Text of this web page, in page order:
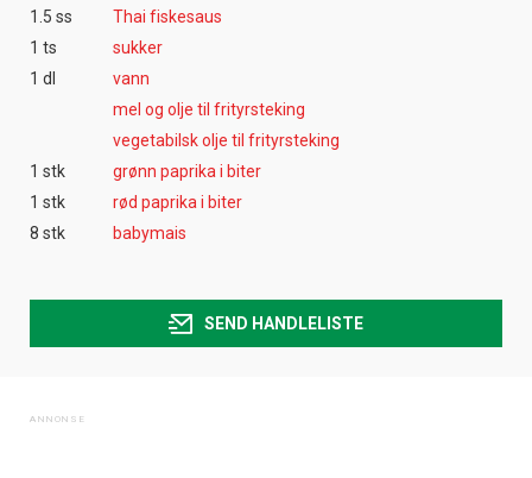
1.5 ss
Thai fiskesaus
1 ts
sukker
1 dl
vann
mel og olje til frityrsteking
vegetabilsk olje til frityrsteking
1 stk
grønn paprika i biter
1 stk
rød paprika i biter
8 stk
babymais
SEND HANDLELISTE